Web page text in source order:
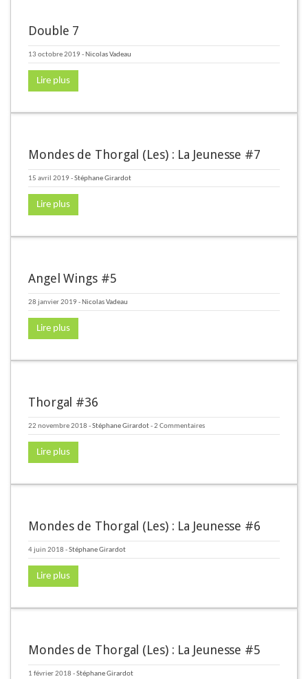
Double 7
13 octobre 2019- Nicolas Vadeau
Lire plus
Mondes de Thorgal (Les) : La Jeunesse #7
15 avril 2019-Stéphane Girardot
Lire plus
Angel Wings #5
28 janvier 2019- Nicolas Vadeau
Lire plus
Thorgal #36
22 novembre 2018 -Stéphane Girardot- 2 Commentaires
Lire plus
Mondes de Thorgal (Les) : La Jeunesse #6
4 juin 2018 -Stéphane Girardot
Lire plus
Mondes de Thorgal (Les) : La Jeunesse #5
1 février 2018 -Stéphane Girardot